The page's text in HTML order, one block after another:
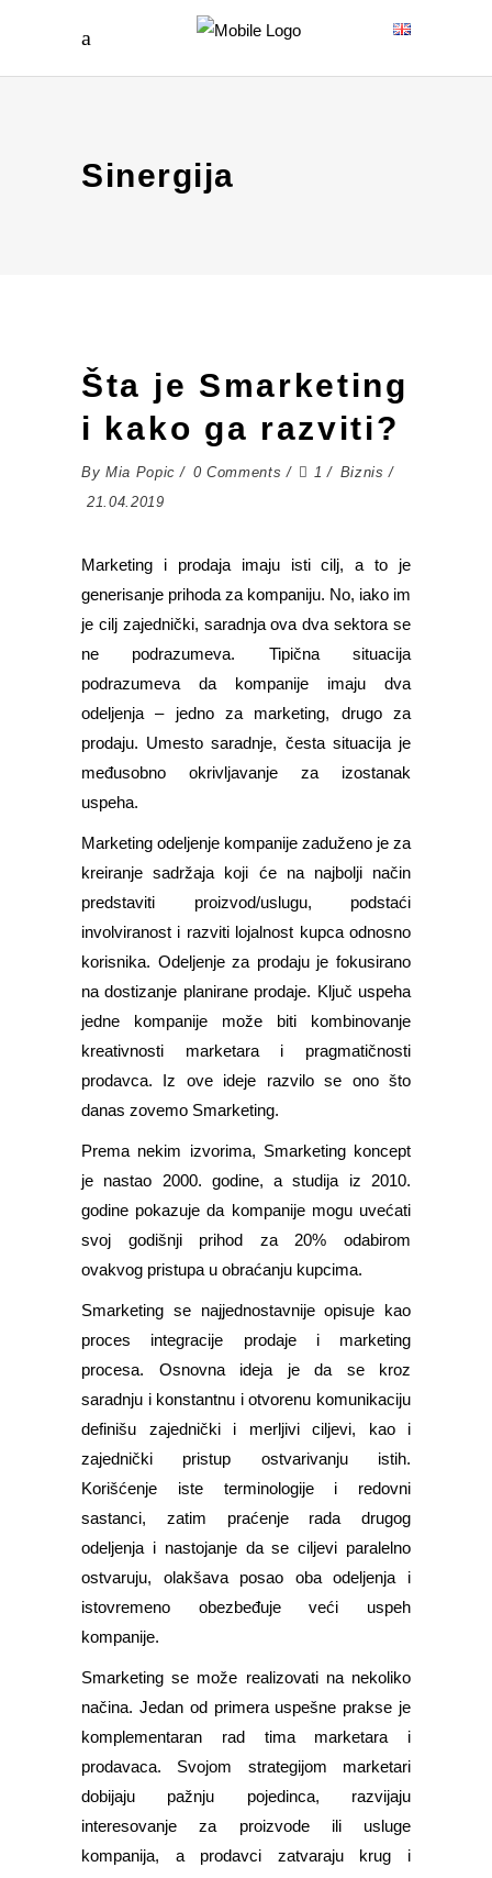
Sinergija
Šta je Smarketing
i kako ga razviti?
By Mia Popic 0 Comments 1
Biznis
21.04.2019
Marketing i prodaja imaju isti cilj, a to je
generisanje prihoda za kompaniju. No, iako im
je cilj zajednički, saradnja ova dva sektora se
ne podrazumeva. Tipična situacija
podrazumeva da kompanije imaju dva
odeljenja – jedno za marketing, drugo za
prodaju. Umesto saradnje, česta situacija je
međusobno okrivljavanje za izostanak
uspeha.
Marketing odeljenje kompanije zaduženo je za
kreiranje sadržaja koji će na najbolji način
predstaviti proizvod/uslugu, podstaći
involviranost i razviti lojalnost kupca odnosno
korisnika. Odeljenje za prodaju je fokusirano
na dostizanje planirane prodaje. Ključ uspeha
jedne kompanije može biti kombinovanje
kreativnosti marketara i pragmatičnosti
prodavca. Iz ove ideje razvilo se ono što
danas zovemo Smarketing.
Prema nekim izvorima, Smarketing koncept
je nastao 2000. godine, a studija iz 2010.
godine pokazuje da kompanije mogu uvećati
svoj godišnji prihod za 20% odabirom
ovakvog pristupa u obraćanju kupcima.
Smarketing se najjednostavnije opisuje kao
proces integracije prodaje i marketing
procesa. Osnovna ideja je da se kroz
saradnju i konstantnu i otvorenu komunikaciju
definišu zajednički i merljivi ciljevi, kao i
zajednički pristup ostvarivanju istih.
Korišćenje iste terminologije i redovni
sastanci, zatim praćenje rada drugog
odeljenja i nastojanje da se ciljevi paralelno
ostvaruju, olakšava posao oba odeljenja i
istovremeno obezbeđuje veći uspeh
kompanije.
Smarketing se može realizovati na nekoliko
načina. Jedan od primera uspešne prakse je
komplementaran rad tima marketara i
prodavaca. Svojom strategijom marketari
dobijaju pažnju pojedinca, razvijaju
interesovanje za proizvode ili usluge
kompanija, a prodavci zatvaraju krug i